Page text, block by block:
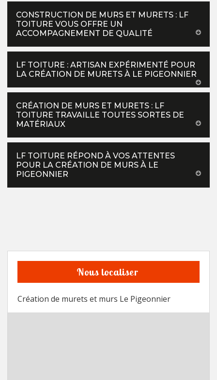
CONSTRUCTION DE MURS ET MURETS : LF
TOITURE VOUS OFFRE UN
ACCOMPAGNEMENT DE QUALITÉ
LF TOITURE : ARTISAN EXPÉRIMENTÉ POUR
LA CRÉATION DE MURETS À LE PIGEONNIER
CRÉATION DE MURS ET MURETS : LF
TOITURE TRAVAILLE TOUTES SORTES DE
MATÉRIAUX
LF TOITURE RÉPOND À VOS ATTENTES
POUR LA CRÉATION DE MURS À LE
PIGEONNIER
Nous localiser
Création de murets et murs Le Pigeonnier